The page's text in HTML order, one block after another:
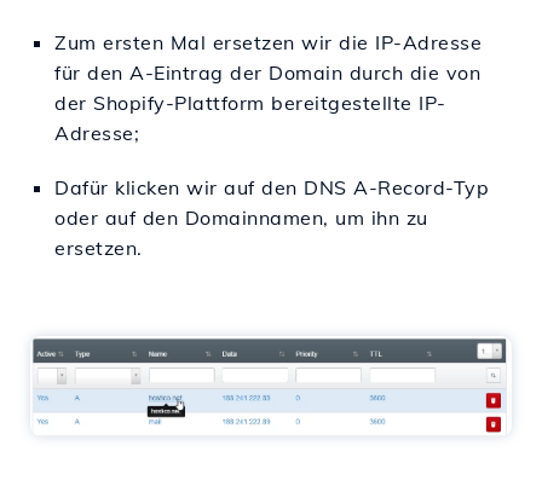
Zum ersten Mal ersetzen wir die IP-Adresse
für den A-Eintrag der Domain durch die von
der Shopify-Plattform bereitgestellte IP-
Adresse;
Dafür klicken wir auf den DNS A-Record-Typ
oder auf den Domainnamen, um ihn zu
ersetzen.